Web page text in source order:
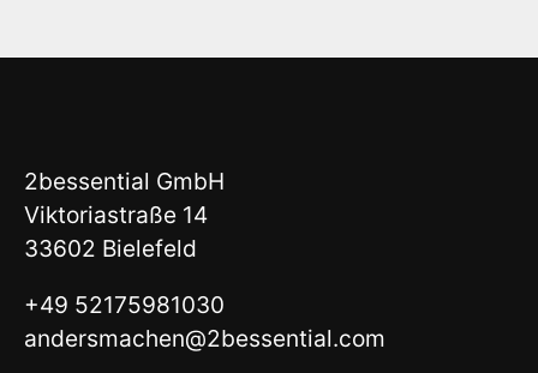
2bessential GmbH
Viktoriastraße 14
33602 Bielefeld
+49 52175981030
andersmachen@2bessential.com